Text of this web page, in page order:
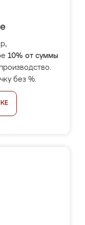
10% от суммы
без %.